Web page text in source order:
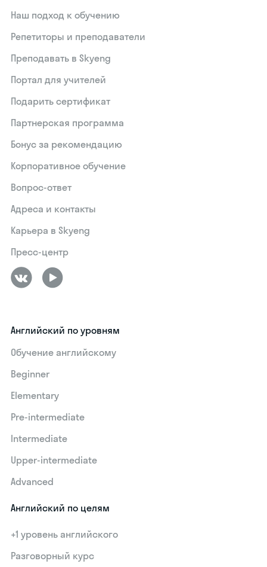
Наш подход к обучению
Репетиторы и преподаватели
Преподавать в Skyeng
Портал для учителей
Подарить сертификат
Партнерская программа
Бонус за рекомендацию
Корпоративное обучение
Вопрос-ответ
Адреса и контакты
Карьера в Skyeng
Пресс-центр
Английский по уровням
Обучение английскому
Beginner
Elementary
Pre-intermediate
Intermediate
Upper-intermediate
Advanced
Английский по целям
+1 уровень английского
Разговорный курс